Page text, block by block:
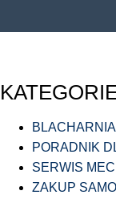
W ofercie
PORADNIK
SERWIS
ZAKUP